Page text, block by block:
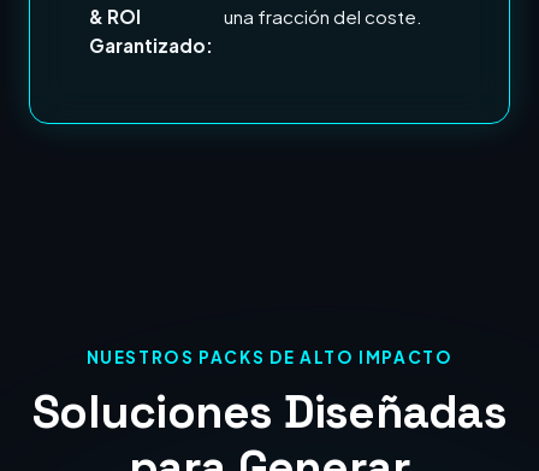
& ROI
Garantizado:
una fracción del coste.
NUESTROS PACKS DE ALTO IMPACTO
Soluciones Diseñadas